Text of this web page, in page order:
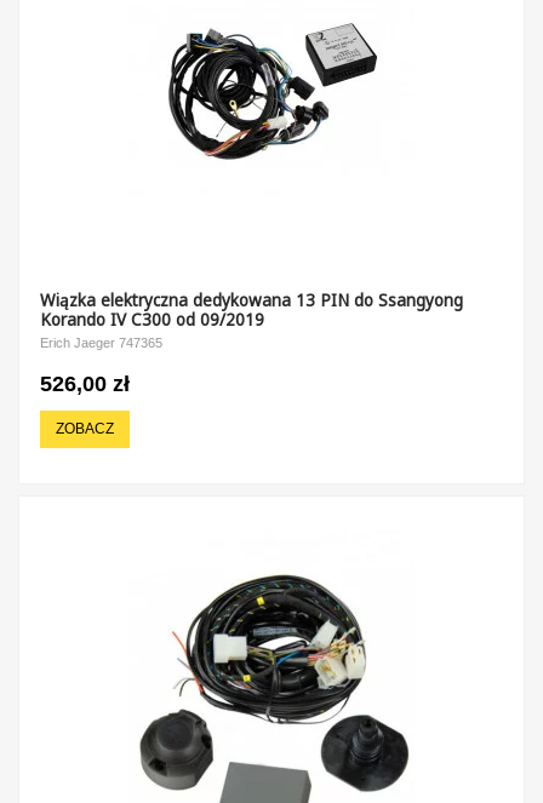
Wiązka elektryczna dedykowana 13 PIN do Ssangyong
Korando IV C300 od 09/2019
Erich Jaeger 747365
526,00 zł
ZOBACZ